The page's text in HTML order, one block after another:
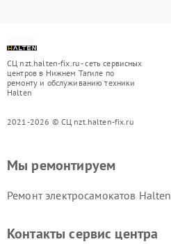
СЦ nzt.halten-fix.ru - сеть сервисных
центров в Нижнем Тагиле по
ремонту и обслуживанию техники
Halten
2021-2026 © СЦ nzt.halten-fix.ru
Мы ремонтируем
Ремонт электросамокатов Halten
Контакты сервис центра